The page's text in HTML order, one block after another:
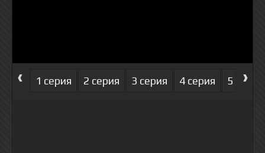
‹ 1 серия 2 серия 3 серия 4 серия 5 серия
›